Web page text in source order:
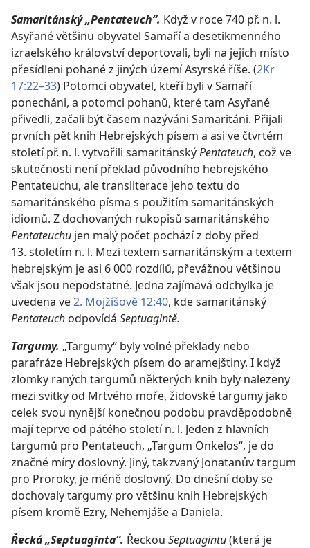
Samaritánský „Pentateuch“. Když v roce 740 př. n. l.
Asyřané většinu obyvatel Samaří a desetikmenného
izraelského království deportovali, byli na jejich místo
přesídleni pohané z jiných území Asyrské říše. (2Kr
17:22–33) Potomci obyvatel, kteří byli v Samaří
ponecháni, a potomci pohanů, které tam Asyřané
přivedli, začali být časem nazýváni Samaritáni. Přijali
prvních pět knih Hebrejských písem a asi ve čtvrtém
století př. n. l. vytvořili samaritánskýPentateuch, což ve
skutečnosti není překlad původního hebrejského
Pentateuchu, ale transliterace jeho textu do
samaritánského písma s použitím samaritánských
idiomů. Z dochovaných rukopisů samaritánského
Pentateuchu jen malý počet pochází z doby před
13. stoletím n. l. Mezi textem samaritánským a textem
hebrejským je asi 6 000 rozdílů, převážnou většinou
však jsou nepodstatné. Jedna zajímavá odchylka je
uvedena ve2. Mojžíšově 12:40, kde samaritánský
Pentateuch odpovídá Septuagintě.
Targumy. „Targumy“ byly volné překlady nebo
parafráze Hebrejských písem do aramejštiny. I když
zlomky raných targumů některých knih byly nalezeny
mezi svitky od Mrtvého moře, židovské targumy jako
celek svou nynější konečnou podobu pravděpodobně
mají teprve od pátého století n. l. Jeden z hlavních
targumů pro Pentateuch, „Targum Onkelos“, je do
značné míry doslovný. Jiný, takzvaný Jonatanův targum
pro Proroky, je méně doslovný. Do dnešní doby se
dochovaly targumy pro většinu knih Hebrejských
písem kromě Ezry, Nehemjáše a Daniela.
Řecká „Septuaginta“. Řeckou Septuagintu(která je